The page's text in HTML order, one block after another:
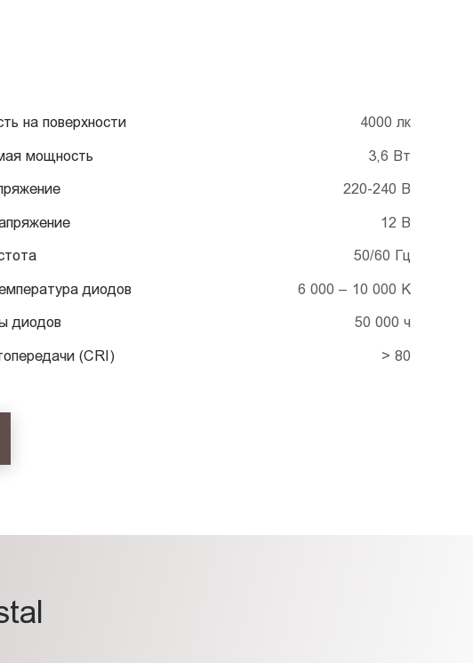
на поверхности 4000 лк
мощность 3,6 Вт
220-240 В
12 В
50/60 Гц
диодов 6 000 – 10 000 K
диодов 50 000 ч
(CRI) > 80